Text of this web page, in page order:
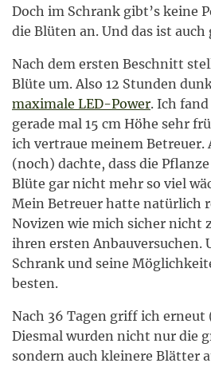
Doch im Schrank gibt’s keine
die Blüten an. Und das ist auch
Nach dem ersten Beschnitt
Blüte um. Also 12 Stunden
maximale LED-Power. Ich
gerade mal 15 cm Höhe sehr
ich vertraue meinem Betreuer.
(noch) dachte, dass die
Blüte gar nicht mehr so viel
Mein Betreuer hatte natürlich
Novizen wie mich sicher nicht
ihren ersten Anbauversuchen.
Schrank und seine
besten.
Nach 36 Tagen griff ich erneut
Diesmal wurden nicht nur die
sondern auch kleinere Blätter